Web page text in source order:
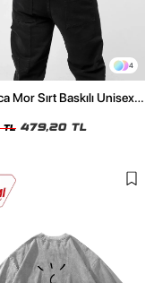
4
Mor Sırt Baskılı Unisex
TL 479,20 TL